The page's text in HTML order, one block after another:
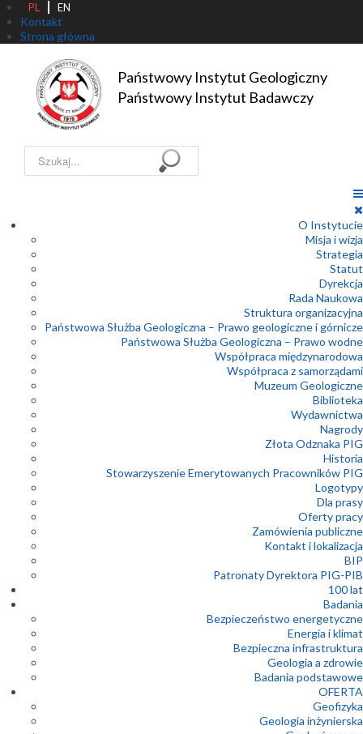
PL EN
Kontakt
Strona główna
Państwowy Instytut Geologiczny
Państwowy Instytut Badawczy
Szukaj...
O Instytucie
Misja i wizja
Strategia
Statut
Dyrekcja
Rada Naukowa
Struktura organizacyjna
Państwowa Służba Geologiczna – Prawo geologiczne i górnicze
Państwowa Służba Geologiczna – Prawo wodne
Współpraca międzynarodowa
Współpraca z samorządami
Muzeum Geologiczne
Biblioteka
Wydawnictwa
Nagrody
Złota Odznaka PIG
Historia
Stowarzyszenie Emerytowanych Pracowników PIG
Logotypy
Dla prasy
Oferty pracy
Zamówienia publiczne
Kontakt i lokalizacja
BIP
Patronaty Dyrektora PIG-PIB
100 lat
Badania
Bezpieczeństwo energetyczne
Energia i klimat
Bezpieczna infrastruktura
Geologia a zdrowie
Badania podstawowe
OFERTA
Geofizyka
Geologia inżynierska